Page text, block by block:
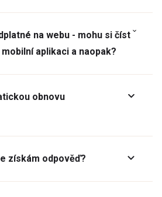
na webu - mohu si číst
aplikaci a naopak?
obnovu
získám odpověď?